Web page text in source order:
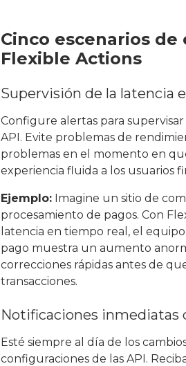
Cinco escenarios
Flexible Actions
Supervisión de la latencia
Configure alertas para
API. Evite problemas de
problemas en el momento en
experiencia fluida a los usuarios
Ejemplo: Imagine un sitio de
procesamiento de pagos. Con
latencia en tiempo real, el
pago muestra un aumento
correcciones rápidas antes de
transacciones.
Notificaciones inmediatas
Esté siempre al día de los
configuraciones de las API.